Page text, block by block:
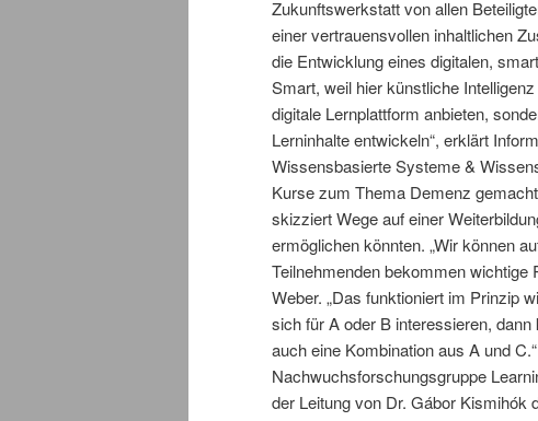
Zukunftswerkstatt von allen
einer vertrauensvollen inhaltlichen
die Entwicklung eines digitalen,
Smart, weil hier künstliche
digitale Lernplattform anbieten,
Lerninhalte entwickeln“, erklärt
Wissensbasierte Systeme &
Kurse zum Thema Demenz
skizziert Wege auf einer
ermöglichen könnten. „Wir können
Teilnehmenden bekommen wichtige
Weber. „Das funktioniert im Prinzip
sich für A oder B interessieren,
auch eine Kombination aus A und
Nachwuchsforschungsgruppe
der Leitung von Dr. Gábor Kismihók